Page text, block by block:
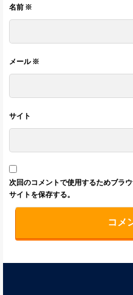
名前 ※
メール※
サイト
次回のコメントで使用するためブラ
サイトを保存する。